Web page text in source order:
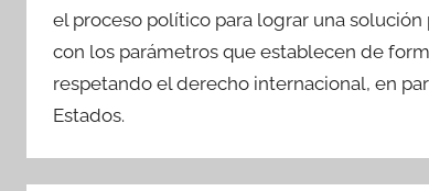
el proceso político para lograr una
con los parámetros que establecen de
respetando el derecho internacional, en
Estados.